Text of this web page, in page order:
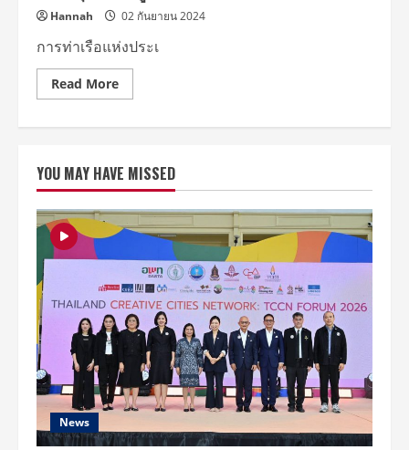
Hannah 02 กันยายน 2024
การท่าเรือแห่งประเ
Read MoreRead
more
ระดับ
บริการ
เปลี่ยน
แกน
ตี้
เครน
ไฟฟ้า
สะดวก
เร็ว
ลด
ค่า
ใช้
จ่าย
มุ่ง
สร้าง
มูล
ค่า
ด้าน
โล
จิ
สติ
YOU MAY HAVE MISSED
News